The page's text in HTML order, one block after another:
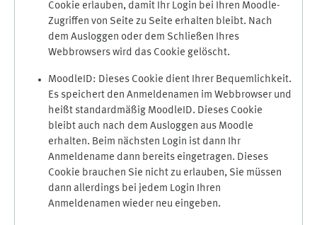
Cookie erlauben, damit Ihr Login bei Ihren Moodle-
Zugriffen von Seite zu Seite erhalten bleibt. Nach
dem Ausloggen oder dem Schließen Ihres
Webbrowsers wird das Cookie gelöscht.
MoodleID: Dieses Cookie dient Ihrer Bequemlichkeit.
Es speichert den Anmeldenamen im Webbrowser und
heißt standardmäßig MoodleID. Dieses Cookie
bleibt auch nach dem Ausloggen aus Moodle
erhalten. Beim nächsten Login ist dann Ihr
Anmeldename dann bereits eingetragen. Dieses
Cookie brauchen Sie nicht zu erlauben, Sie müssen
dann allerdings bei jedem Login Ihren
Anmeldenamen wieder neu eingeben.